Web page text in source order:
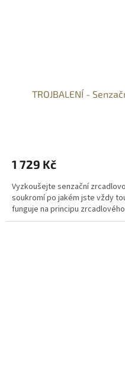
TROJBALENÍ -
1 729 Kč
Vyzkoušejte senzační
soukromí po jakém jste vždy
funguje na principu